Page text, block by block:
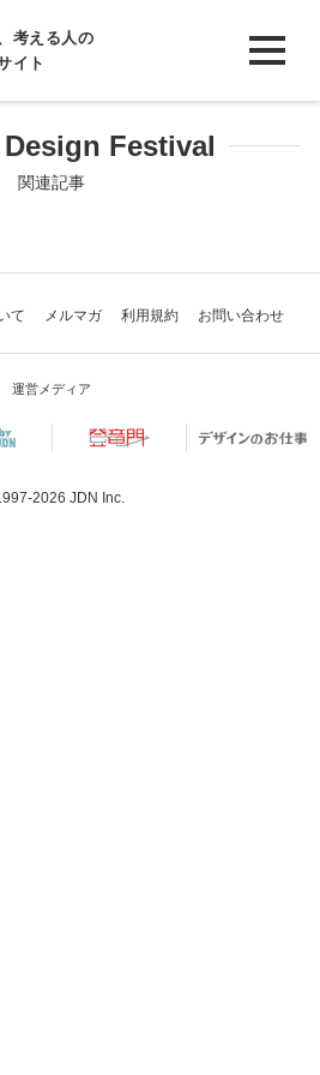
考える人の
イト
Festival
関連記事
て メルマガ 利用規約 お問い合わせ
運営メディア
2026 JDN Inc.